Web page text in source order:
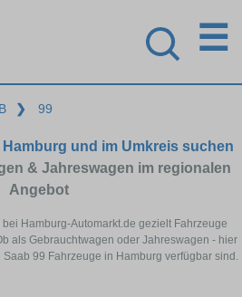
☰
❯ 99
und im Umkreis suchen
& Jahreswagen im regionalen
Angebot
Hamburg-Automarkt.de gezielt Fahrzeuge
als Gebrauchtwagen oder Jahreswagen - hier
99 Fahrzeuge in Hamburg verfügbar sind.